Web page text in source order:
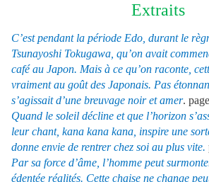
Extraits
C’est pendant la période Edo, durant le
Tsunayoshi Tokugawa, qu’on avait
café au Japon. Mais à ce qu’on raconte,
vraiment au goût des Japonais. Pas
s’agissait d’une breuvage noir et amer.
Quand le soleil décline et que l’horizon
leur chant, kana kana kana, inspire une
donne envie de rentrer chez soi au plus vite.
Par sa force d’âme, l’homme peut
édentée réalités. Cette chaise ne change